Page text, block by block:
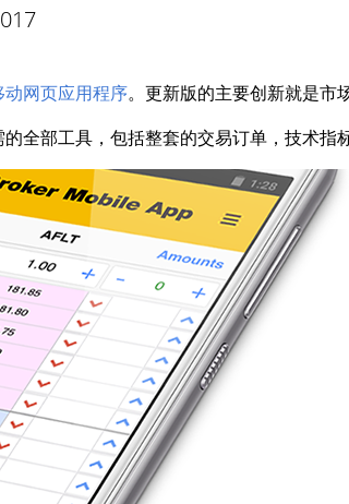
网页应用程序。更新版的主要创新就是市
全部工具，包括整套的交易订单，技术指